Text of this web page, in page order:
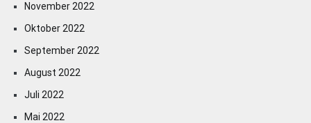
November 2022
Oktober 2022
September 2022
August 2022
Juli 2022
Mai 2022